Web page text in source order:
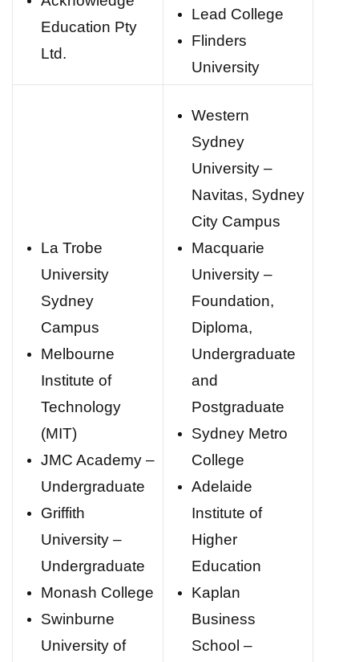
Education Pty
Ltd.
Lead College
Flinders
University
La Trobe
University
Sydney
Campus
Melbourne
Institute of
Technology
(MIT)
JMC Academy –
Undergraduate
Griffith
University –
Undergraduate
Monash College
Swinburne
University of
Western
Sydney
University –
Navitas, Sydney
City Campus
Macquarie
University –
Foundation,
Diploma,
Undergraduate
and
Postgraduate
Sydney Metro
College
Adelaide
Institute of
Higher
Education
Kaplan
Business
School –